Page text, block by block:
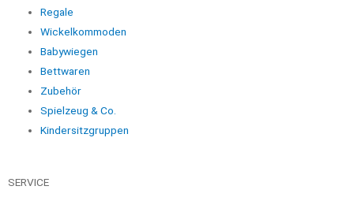
Regale
Wickelkommoden
Babywiegen
Bettwaren
Zubehör
Spielzeug & Co.
Kindersitzgruppen
SERVICE